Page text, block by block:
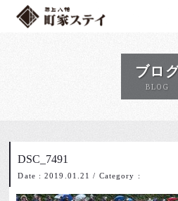
ブロ
BLOG
DSC_7491
Date : 2019.01.21 / Category :